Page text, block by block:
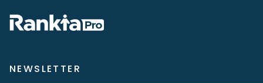
NEWSLETTER